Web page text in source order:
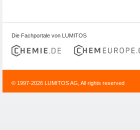
Die Fachportale von LUMITOS
© 1997-2026 LUMITOS AG, All rights reserved